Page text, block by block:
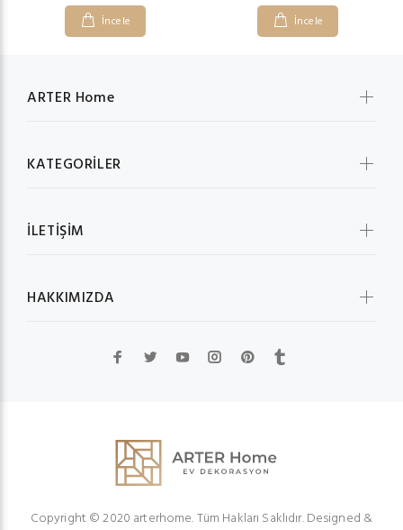
İncele İncele
ARTER Home
KATEGORİLER
İLETİŞİM
HAKKIMIZDA
Copyright © 2020 arterhome. Tüm Hakları Saklıdır. Designed &